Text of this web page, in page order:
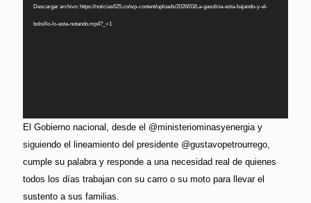
Descargar archivo: https://noticias625.co/wp-content/uploads/2026/03/La-gasolina-esta-bajando-y-el-
bolsillo-lo-esta-notando.mp4?_=1
El Gobierno nacional, desde el @ministeriominasyenergia y
siguiendo el lineamiento del presidente @gustavopetrourrego,
cumple su palabra y responde a una necesidad real de quienes
todos los días trabajan con su carro o su moto para llevar el
sustento a sus familias.